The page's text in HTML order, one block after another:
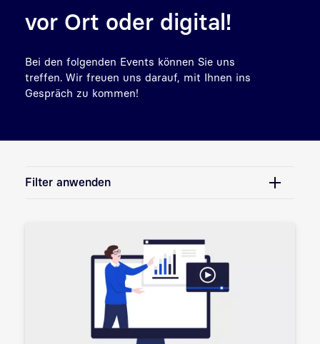
vor Ort oder digital!
Bei den folgenden Events können Sie uns
treffen. Wir freuen uns darauf, mit Ihnen ins
Gespräch zu kommen!
Filter anwenden